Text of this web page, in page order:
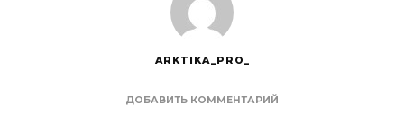
ARKTIKA_PRO_
ДОБАВИТЬ КОММЕНТАРИЙ